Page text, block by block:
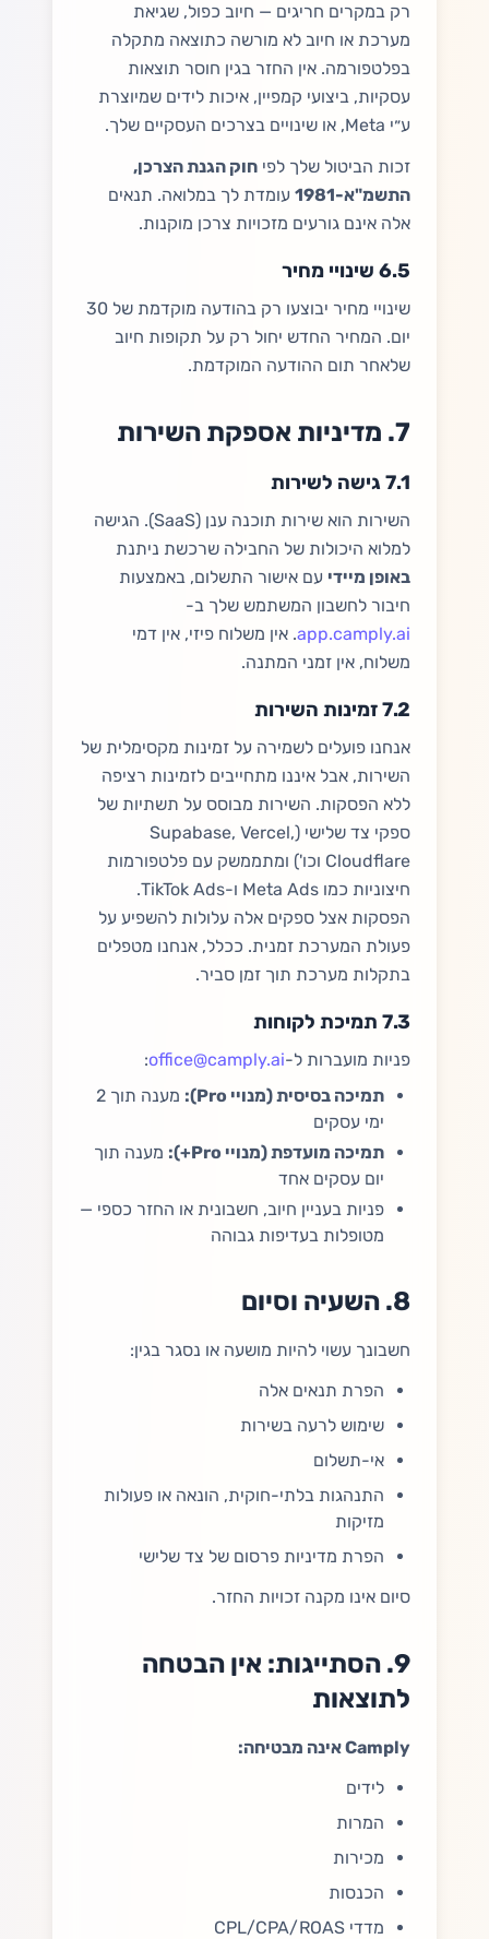
רק במקרים חריגים — חיוב כפול, שגיאת
מערכת או חיוב לא מורשה כתוצאה מתקלה
בפלטפורמה. אין החזר בגין חוסר תוצאות
עסקיות, ביצועי קמפיין, איכות לידים שמיוצרת
ע״י Meta, או שינויים בצרכים העסקיים שלך.
זכות הביטול שלך לפי חוק הגנת הצרכן,
התשמ"א-1981
עומדת לך במלואה. תנאים
אלה אינם גורעים מזכויות צרכן מוקנות.
6.5 שינויי מחיר
שינויי מחיר יבוצעו רק בהודעה מוקדמת של 30
יום. המחיר החדש יחול רק על תקופות חיוב
שלאחר תום ההודעה המוקדמת.
7. מדיניות אספקת השירות
7.1 גישה לשירות
השירות הוא שירות תוכנה ענן (SaaS). הגישה
למלוא היכולות של החבילה שרכשת ניתנת
באופן מיידי עם אישור התשלום, באמצעות
חיבור לחשבון המשתמש שלך ב-
app.camply.ai. אין משלוח פיזי, אין דמי
משלוח, אין זמני המתנה.
7.2 זמינות השירות
אנחנו פועלים לשמירה על זמינות מקסימלית של
השירות, אבל איננו מתחייבים לזמינות רציפה
ללא הפסקות. השירות מבוסס על תשתיות של
ספקי צד שלישי (Supabase, Vercel,
Cloudflare וכו') ומתממשק עם פלטפורמות
חיצוניות כמו Meta Ads ו-TikTok Ads.
הפסקות אצל ספקים אלה עלולות להשפיע על
פעולת המערכת זמנית. ככלל, אנחנו מטפלים
בתקלות מערכת תוך זמן סביר.
7.3 תמיכת לקוחות
פניות מועברות ל-office@camply.ai
:
תמיכה בסיסית (מנויי Pro):
מענה תוך 2
ימי עסקים
תמיכה מועדפת (מנויי Pro+):
מענה תוך
יום עסקים אחד
פניות בעניין חיוב, חשבונית או החזר כספי —
מטופלות בעדיפות גבוהה
8. השעיה וסיום
חשבונך עשוי להיות מושעה או נסגר בגין:
הפרת תנאים אלה
שימוש לרעה בשירות
אי-תשלום
התנהגות בלתי-חוקית, הונאה או פעולות
מזיקות
הפרת מדיניות פרסום של צד שלישי
סיום אינו מקנה זכויות החזר.
9. הסתייגות: אין הבטחה
לתוצאות
Camply אינה מבטיחה:
לידים
המרות
מכירות
הכנסות
מדדי CPL/CPA/ROAS